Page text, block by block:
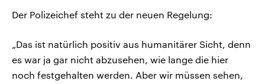
Der Polizeichef steht zu der neuen Regelung:
„Das ist natürlich positiv aus humanitärer Sicht, denn
es war ja gar nicht abzusehen, wie lange die hier
noch festgehalten werden. Aber wir müssen sehen,